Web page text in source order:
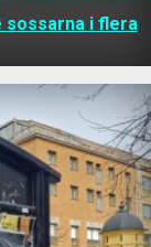
i flera